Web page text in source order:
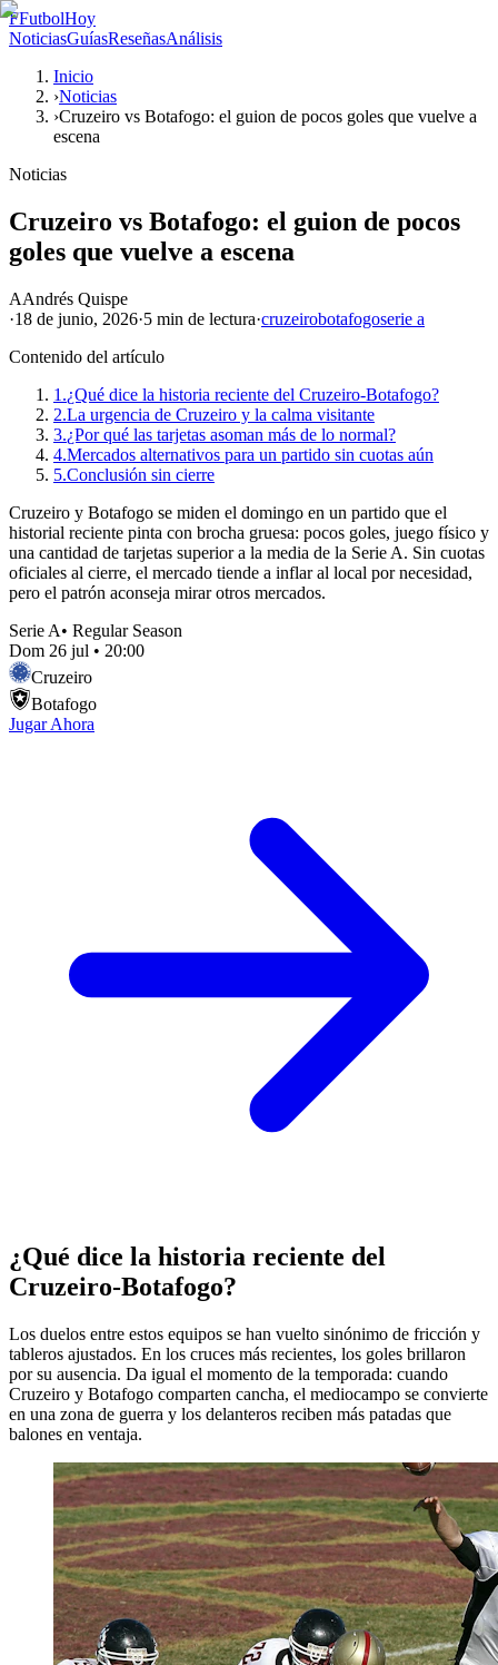
FFutbolHoy
NoticiasGuíasReseñasAnálisis
Inicio
›Noticias
›Cruzeiro vs Botafogo: el guion de pocos goles que vuelve a
escena
Noticias
Cruzeiro vs Botafogo: el guion de pocos
goles que vuelve a escena
AAndrés Quispe
·18 de junio, 2026·5 min de lectura·cruzeirobotafogoserie a
Contenido del artículo
1.¿Qué dice la historia reciente del Cruzeiro-Botafogo?
2.La urgencia de Cruzeiro y la calma visitante
3.¿Por qué las tarjetas asoman más de lo normal?
4.Mercados alternativos para un partido sin cuotas aún
5.Conclusión sin cierre
Cruzeiro y Botafogo se miden el domingo en un partido que el
historial reciente pinta con brocha gruesa: pocos goles, juego físico y
una cantidad de tarjetas superior a la media de la Serie A. Sin cuotas
oficiales al cierre, el mercado tiende a inflar al local por necesidad,
pero el patrón aconseja mirar otros mercados.
Serie A• Regular Season
Dom 26 jul • 20:00
Cruzeiro
Botafogo
Jugar Ahora
¿Qué dice la historia reciente del
Cruzeiro-Botafogo?
Los duelos entre estos equipos se han vuelto sinónimo de fricción y
tableros ajustados. En los cruces más recientes, los goles brillaron
por su ausencia. Da igual el momento de la temporada: cuando
Cruzeiro y Botafogo comparten cancha, el mediocampo se convierte
en una zona de guerra y los delanteros reciben más patadas que
balones en ventaja.